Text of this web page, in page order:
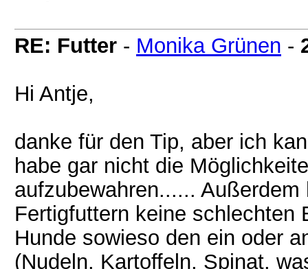
RE: Futter - Monika Grünen -
Hi Antje,
danke für den Tip, aber ich
habe gar nicht die
aufzubewahren......
Fertigfuttern keine schlechten
Hunde sowieso den ein oder
(Nudeln, Kartoffeln, Spinat,